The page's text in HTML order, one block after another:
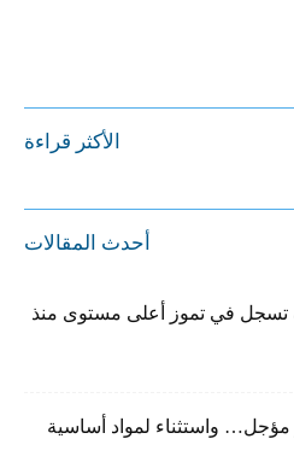
الأكثر قراءة
أحدث المقالات
تسجل في تموز أعلى مستوى منذ
مؤجل… واستثناء لمواد أساسية